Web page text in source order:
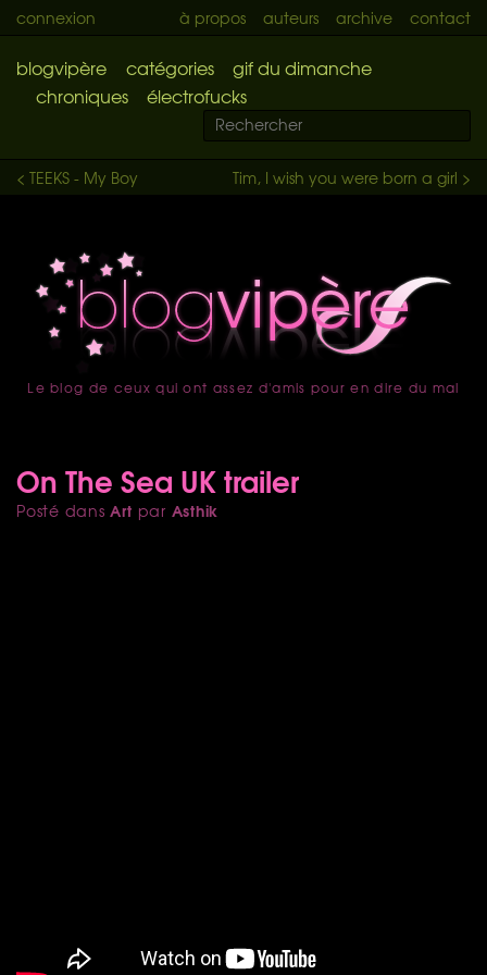
connexion à propos auteurs archive contact
blogvipère catégories
gif du dimanche
chroniques
électrofucks
Tim, I wish you were born a girl >
< TEEKS - My Boy
accueil
Le blog de ceux qui ont assez d'amis pour en dire du mal
On The Sea UK trailer
Posté dansArt par Asthik